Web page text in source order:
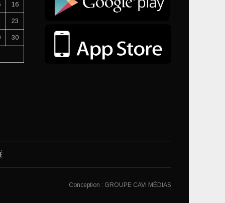
16
23
30
Conception : GROUPE CAVI MÉDIAS